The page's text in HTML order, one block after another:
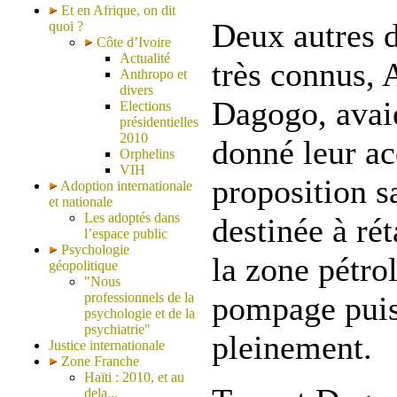
Et en Afrique, on dit
quoi ?
Côte d’Ivoire
Actualité
Anthropo et
divers
Elections
présidentielles
2010
Orphelins
VIH
Adoption internationale
et nationale
Les adoptés dans
l’espace public
Psychologie
géopolitique
"Nous
professionnels de la
psychologie et de la
psychiatrie"
Justice internationale
Zone Franche
Haïti : 2010, et au
dela...
Deux autres
très connus,
Dagogo,
donné leur
proposition
destinée à
la zone
pompage
pleinement.